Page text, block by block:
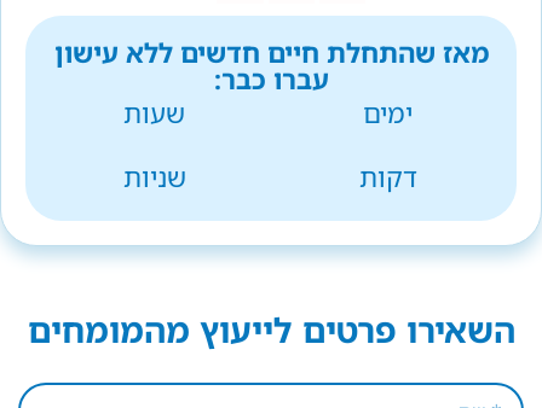
מאז שהתחלת חיים חדשים ללא עישון
עברו כבר:
ימים
שעות
דקות
שניות
השאירו פרטים לייעוץ מהמומחים